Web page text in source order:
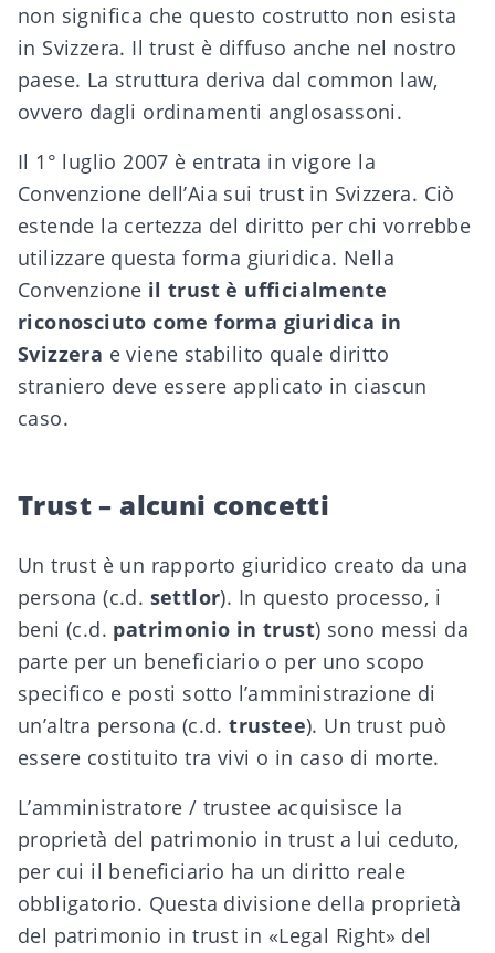
non significa che questo costrutto non esista
in Svizzera. Il trust è diffuso anche nel nostro
paese. La struttura deriva dal common law,
ovvero dagli ordinamenti anglosassoni.
Il 1° luglio 2007 è entrata in vigore la
Convenzione dell’Aia sui trust in Svizzera. Ciò
estende la certezza del diritto per chi vorrebbe
utilizzare questa forma giuridica. Nella
Convenzione il trust è ufficialmente
riconosciuto come forma giuridica in
Svizzera e viene stabilito quale diritto
straniero deve essere applicato in ciascun
caso.
Trust – alcuni concetti
Un trust è un rapporto giuridico creato da una
persona (c.d. settlor). In questo processo, i
beni (c.d. patrimonio in trust) sono messi da
parte per un beneficiario o per uno scopo
specifico e posti sotto l’amministrazione di
un’altra persona (c.d.trustee). Un trust può
essere costituito tra vivi o in caso di morte.
L’amministratore / trustee acquisisce la
proprietà del patrimonio in trust a lui ceduto,
per cui il beneficiario ha un diritto reale
obbligatorio. Questa divisione della proprietà
del patrimonio in trust in «Legal Right» del